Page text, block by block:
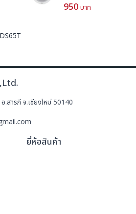
950 บาท
สารภี จ.เชียงใหม่ 50140
ยี่ห้อสินค้า